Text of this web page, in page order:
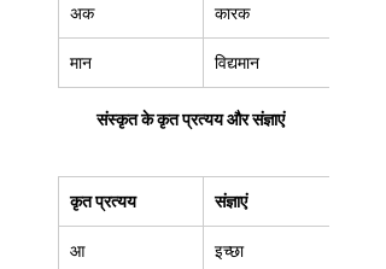
अक कारक
मान विद्यमान
संस्कृत के कृत प्रत्यय और संज्ञाएं
कृत प्रत्यय संज्ञाएं
आ इच्छा